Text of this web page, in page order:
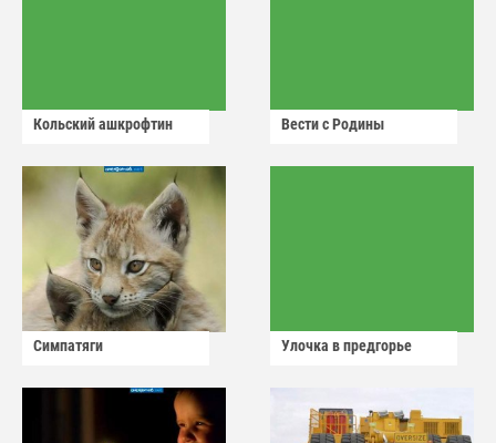
Кольский ашкрофтин Вести с Родины
Симпатяги Улочка в предгорье